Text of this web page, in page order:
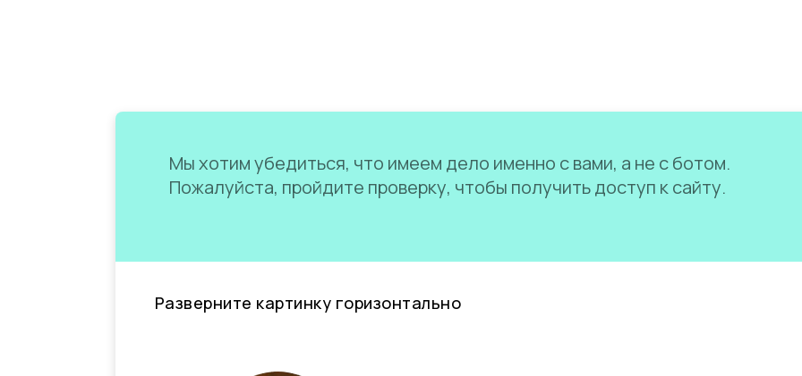
Мы хотим убедиться, что имеем дело именно с вами, а не с ботом.
Пожалуйста, пройдите проверку, чтобы получить доступ к сайту.
Разверните картинку горизонтально